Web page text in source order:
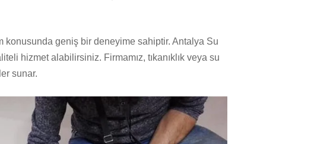
konusunda geniş bir deneyime sahiptir. Antalya Su
hizmet alabilirsiniz. Firmamız, tıkanıklık veya su
sunar.